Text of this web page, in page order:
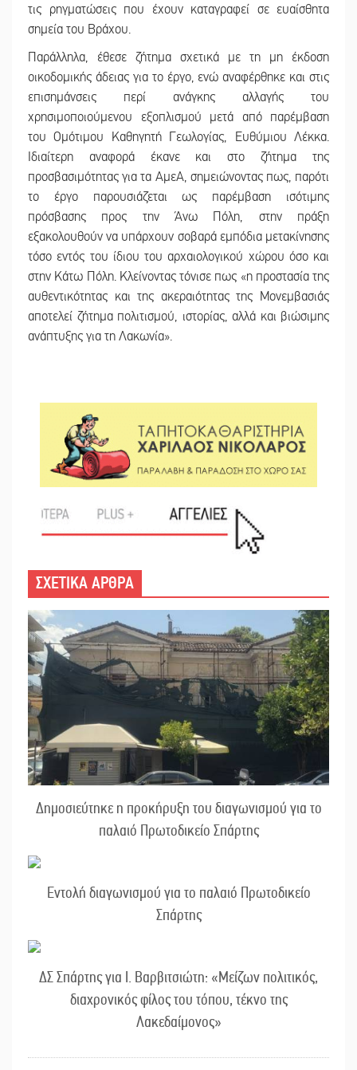
τις ρηγματώσεις που έχουν καταγραφεί σε ευαίσθητα
σημεία του Βράχου.
Παράλληλα, έθεσε ζήτημα σχετικά με τη μη έκδοση
οικοδομικής άδειας για το έργο, ενώ αναφέρθηκε και στις
επισημάνσεις περί ανάγκης αλλαγής του
χρησιμοποιούμενου εξοπλισμού μετά από παρέμβαση
του Ομότιμου Καθηγητή Γεωλογίας, Ευθύμιου Λέκκα.
Ιδιαίτερη αναφορά έκανε και στο ζήτημα της
προσβασιμότητας για τα ΑμεΑ, σημειώνοντας πως, παρότι
το έργο παρουσιάζεται ως παρέμβαση ισότιμης
πρόσβασης προς την Άνω Πόλη, στην πράξη
εξακολουθούν να υπάρχουν σοβαρά εμπόδια μετακίνησης
τόσο εντός του ίδιου του αρχαιολογικού χώρου όσο και
στην Κάτω Πόλη. Κλείνοντας τόνισε πως «η προστασία της
αυθεντικότητας και της ακεραιότητας της Μονεμβασιάς
αποτελεί ζήτημα πολιτισμού, ιστορίας, αλλά και βιώσιμης
ανάπτυξης για τη Λακωνία».
ΣΧΕΤΙΚΑ ΑΡΘΡΑ
Δημοσιεύτηκε η προκήρυξη του διαγωνισμού για το
παλαιό Πρωτοδικείο Σπάρτης
Εντολή διαγωνισμού για το παλαιό Πρωτοδικείο
Σπάρτης
ΔΣ Σπάρτης για Ι. Βαρβιτσιώτη: «Μείζων πολιτικός,
διαχρονικός φίλος του τόπου, τέκνο της
Λακεδαίμονος»